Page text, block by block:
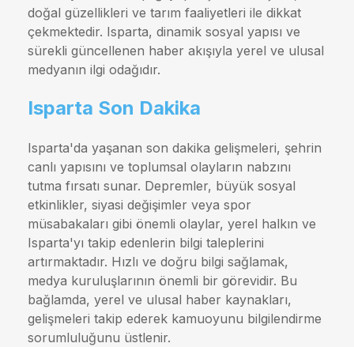
doğal güzellikleri ve tarım faaliyetleri ile dikkat
çekmektedir. Isparta, dinamik sosyal yapısı ve
sürekli güncellenen haber akışıyla yerel ve ulusal
medyanın ilgi odağıdır.
Isparta Son Dakika
Isparta'da yaşanan son dakika gelişmeleri, şehrin
canlı yapısını ve toplumsal olayların nabzını
tutma fırsatı sunar. Depremler, büyük sosyal
etkinlikler, siyasi değişimler veya spor
müsabakaları gibi önemli olaylar, yerel halkın ve
Isparta'yı takip edenlerin bilgi taleplerini
artırmaktadır. Hızlı ve doğru bilgi sağlamak,
medya kuruluşlarının önemli bir görevidir. Bu
bağlamda, yerel ve ulusal haber kaynakları,
gelişmeleri takip ederek kamuoyunu bilgilendirme
sorumluluğunu üstlenir.